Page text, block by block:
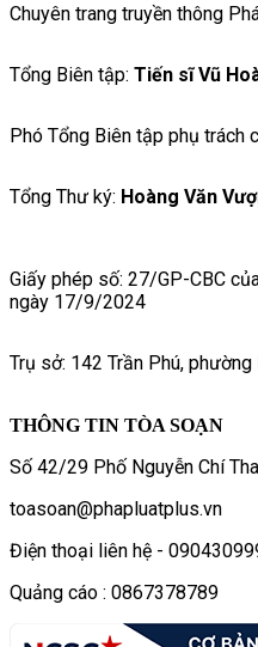
Chuyên trang truyền thông
Tổng Biên tập: Tiến sĩ Vũ
Phó Tổng Biên tập phụ trách
Tổng Thư ký: Hoàng Văn
Giấy phép số: 27/GP-CBC
ngày 17/9/2024
Trụ sở: 142 Trần Phú,
THÔNG TIN TÒA SOẠN
Số 42/29 Phố Nguyễn Chí
toasoan@phapluatplus.vn
Điện thoại liên hệ -
Quảng cáo : 0867378789